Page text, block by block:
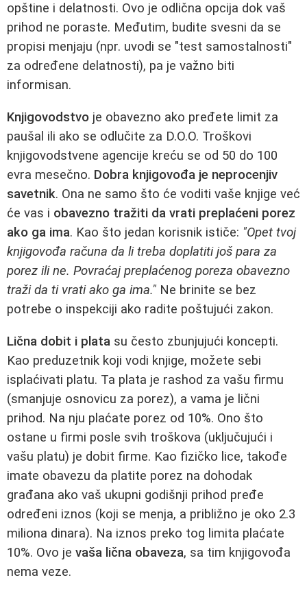
opštine i delatnosti. Ovo je odlična opcija dok vaš
prihod ne poraste. Međutim, budite svesni da se
propisi menjaju (npr. uvodi se "test samostalnosti"
za određene delatnosti), pa je važno biti
informisan.
Knjigovodstvo je obavezno ako pređete limit za
paušal ili ako se odlučite za D.O.O. Troškovi
knjigovodstvene agencije kreću se od 50 do 100
evra mesečno. Dobra knjigovođa je neprocenjiv
savetnik. Ona ne samo što će voditi vaše knjige već
će vas i obavezno tražiti da vrati preplaćeni porez
ako ga ima. Kao što jedan korisnik ističe: "Opet tvoj
knjigovođa računa da li treba doplatiti još para za
porez ili ne. Povraćaj preplaćenog poreza obavezno
traži da ti vrati ako ga ima." Ne brinite se bez
potrebe o inspekciji ako radite poštujući zakon.
Lična dobit i plata su često zbunjujući koncepti.
Kao preduzetnik koji vodi knjige, možete sebi
isplaćivati platu. Ta plata je rashod za vašu firmu
(smanjuje osnovicu za porez), a vama je lični
prihod. Na nju plaćate porez od 10%. Ono što
ostane u firmi posle svih troškova (uključujući i
vašu platu) je dobit firme. Kao fizičko lice, takođe
imate obavezu da platite porez na dohodak
građana ako vaš ukupni godišnji prihod pređe
određeni iznos (koji se menja, a približno je oko 2.3
miliona dinara). Na iznos preko tog limita plaćate
10%. Ovo je vaša lična obaveza, sa tim knjigovođa
nema veze.